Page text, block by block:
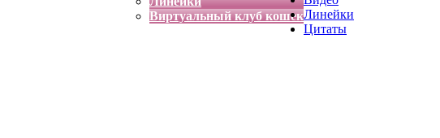
Виртуальный клуб кошекЛинейки
Цитаты